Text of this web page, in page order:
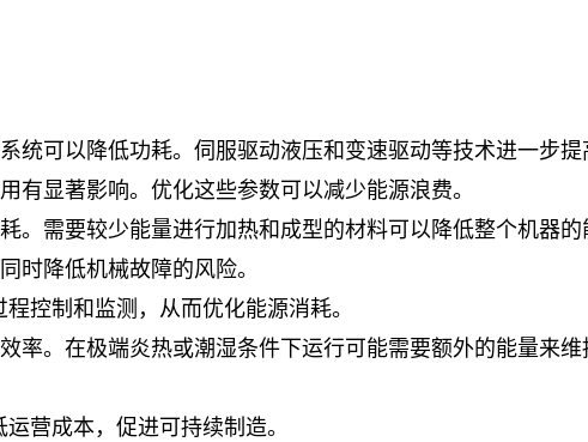
可以降低功耗。伺服驱动液压和变速驱动等技术进一步提
显著影响。优化这些参数可以减少能源浪费。
需要较少能量进行加热和成型的材料可以降低整个机器的
时降低机械故障的风险。
控制和监测，从而优化能源消耗。
。在极端炎热或潮湿条件下运行可能需要额外的能量来维
营成本，促进可持续制造。